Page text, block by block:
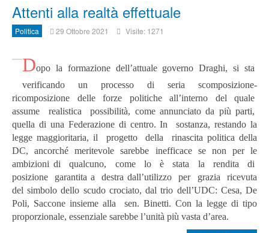
Attenti alla realtà effettuale
Politica 29 Ottobre 2021 Visite: 1271
Dopo la formazione dell’attuale governo Draghi, si sta
verificando un processo di seria scomposizione-
ricomposizione delle forze politiche all’interno del quale
assume realistica possibilità, come annunciato da più parti,
quella di una Federazione di centro. In sostanza, restando la
legge maggioritaria, il progetto della rinascita politica della
DC, ancorché meritevole sarebbe inefficace se non per le
ambizioni di qualcuno, come lo è stata la rendita di
posizione garantita a destra dall’utilizzo per grazia ricevuta
del simbolo dello scudo crociato, dal trio dell’UDC: Cesa, De
Poli, Saccone insieme alla sen. Binetti. Con la legge di tipo
proporzionale, essenziale sarebbe l’unità più vasta d’area.